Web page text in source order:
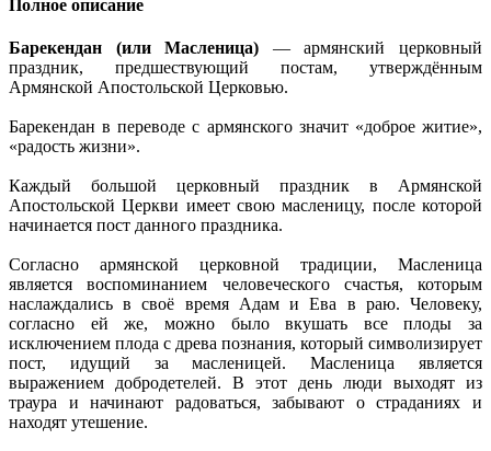
Полное описание
Барекендан‎ (или Масленица) — армянский церковный
праздник, предшествующий постам, утверждённым
Армянской Апостольской Церковью.
Барекендан в переводе с армянского значит «доброе житие»,
«радость жизни».
Каждый большой церковный праздник в Армянской
Апостольской Церкви имеет свою масленицу, после которой
начинается пост данного праздника.
Согласно армянской церковной традиции, Масленица
является воспоминанием человеческого счастья, которым
наслаждались в своё время Адам и Ева в раю. Человеку,
согласно ей же, можно было вкушать все плоды за
исключением плода с древа познания, который символизирует
пост, идущий за масленицей. Масленица является
выражением добродетелей. В этот день люди выходят из
траура и начинают радоваться, забывают о страданиях и
находят утешение.